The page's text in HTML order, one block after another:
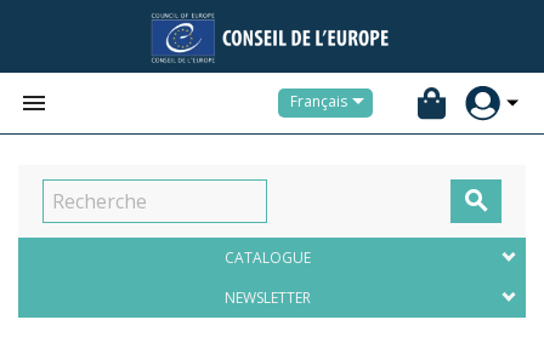
 Français

CATALOGUE
NEWSLETTER